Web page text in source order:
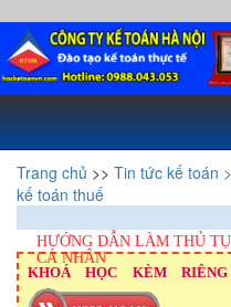
Trang chủ >> Tin tức kế toán
kế toán thuế
HƯỚNG DẪN LÀM THỦ
CÁ NHÂN
KHOÁ HỌC KÈM